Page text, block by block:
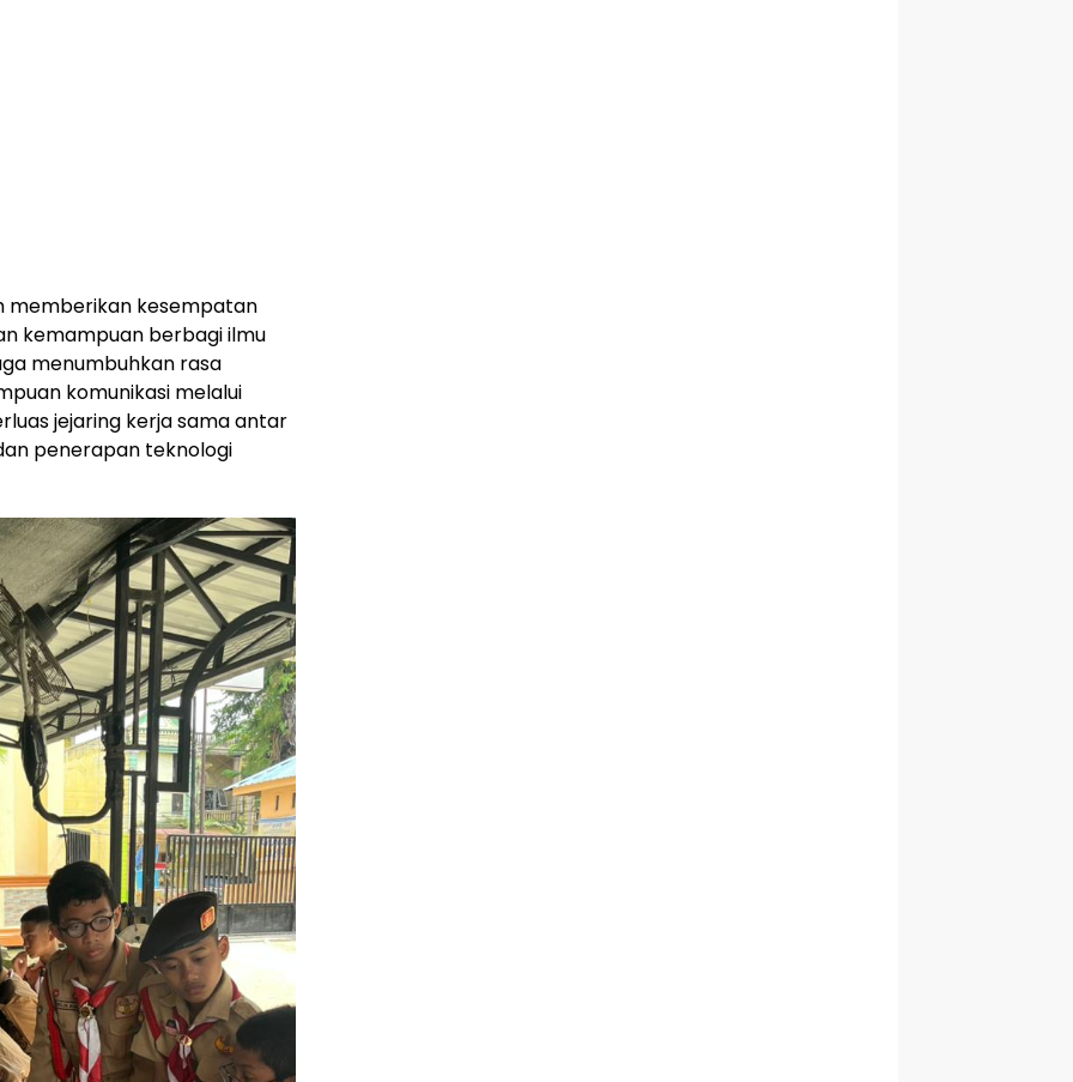
memberikan kesempatan
kemampuan berbagi ilmu
menumbuhkan rasa
komunikasi melalui
jejaring kerja sama antar
penerapan teknologi